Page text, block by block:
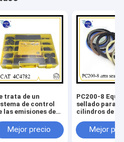
trata de un
de control
las emisiones de
Mejor precio
PC200-8
sellado para
cilindros de
Mejor